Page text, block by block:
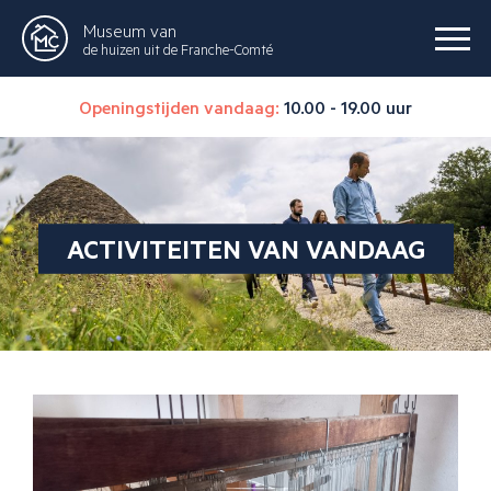
Museum van
de huizen uit de Franche-Comté
Openingstijden vandaag: 10.00 - 19.00 uur
ACTIVITEITEN VAN VANDAAG